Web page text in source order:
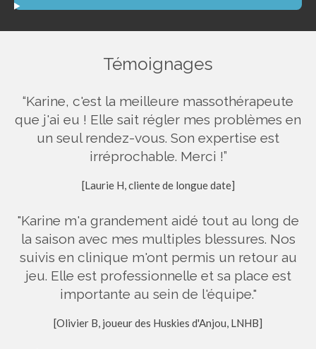
Témoignages
“Karine, c'est la meilleure massothérapeute
que j'ai eu ! Elle sait régler mes problèmes en
un seul rendez-vous. Son expertise est
irréprochable. Merci !”
[Laurie H, cliente de longue date]
"Karine m'a grandement aidé tout au long de
la saison avec mes multiples blessures. Nos
suivis en clinique m'ont permis un retour au
jeu. Elle est professionnelle et sa place est
importante au sein de l'équipe."
[Olivier B, joueur des Huskies d'Anjou, LNHB]